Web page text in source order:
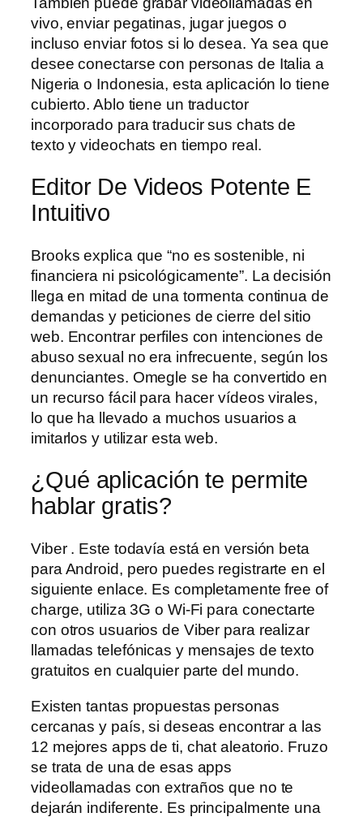
vivo, enviar pegatinas, jugar juegos o
incluso enviar fotos si lo desea. Ya sea que
desee conectarse con personas de Italia a
Nigeria o Indonesia, esta aplicación lo tiene
cubierto. Ablo tiene un traductor
incorporado para traducir sus chats de
texto y videochats en tiempo real.
Editor De Videos Potente E
Intuitivo
Brooks explica que “no es sostenible, ni
financiera ni psicológicamente”. La decisión
llega en mitad de una tormenta continua de
demandas y peticiones de cierre del sitio
web. Encontrar perfiles con intenciones de
abuso sexual no era infrecuente, según los
denunciantes. Omegle se ha convertido en
un recurso fácil para hacer vídeos virales,
lo que ha llevado a muchos usuarios a
imitarlos y utilizar esta web.
¿Qué aplicación te permite
hablar gratis?
Viber . Este todavía está en versión beta
para Android, pero puedes registrarte en el
siguiente enlace. Es completamente free of
charge, utiliza 3G o Wi-Fi para conectarte
con otros usuarios de Viber para realizar
llamadas telefónicas y mensajes de texto
gratuitos en cualquier parte del mundo.
Existen tantas propuestas personas
cercanas y país, si deseas encontrar a las
12 mejores apps de ti, chat aleatorio. Fruzo
se trata de una de esas apps
videollamadas con extraños que no te
dejarán indiferente. Es principalmente una